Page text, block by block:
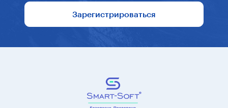
Зарегистрироваться